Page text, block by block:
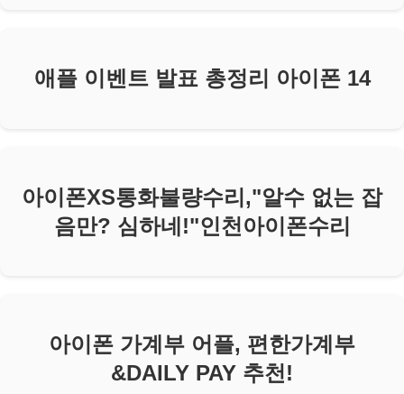
애플 이벤트 발표 총정리 아이폰 14
아이폰XS통화불량수리,"알수 없는 잡
음만? 심하네!"인천아이폰수리
아이폰 가계부 어플, 편한가계부
&DAILY PAY 추천!